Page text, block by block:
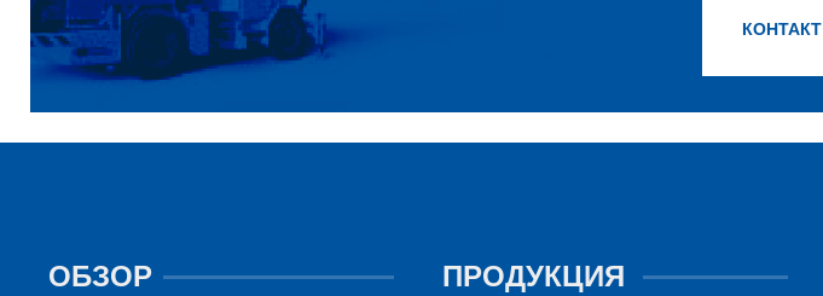
КОНТАКТ
ОБЗОР ПРОДУКЦИЯ